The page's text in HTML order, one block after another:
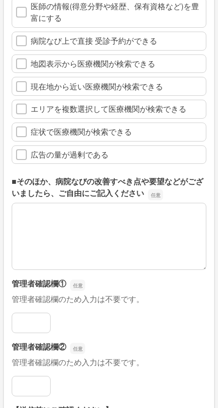
医師の情報(得意分野や経歴、保有資格など)を豊
富にする
病院なび上で直接 受診予約ができる
地図表示から医療機関が検索できる
現在地から近い医療機関が検索できる
エリアを複数選択して医療機関が検索できる
症状で医療機関が検索できる
広告の量が過剰である
■そのほか、病院なびの改善すべき点や要望などがござ
いましたら、ご自由にご記入ください
■そのほか、病院なびの改善すべき点や要望などがござい
管理者確認欄①
管理者確認欄のため入力は不要です。
管理者確認欄①
管理者確認欄②
管理者確認欄のため入力は不要です。
管理者確認欄②